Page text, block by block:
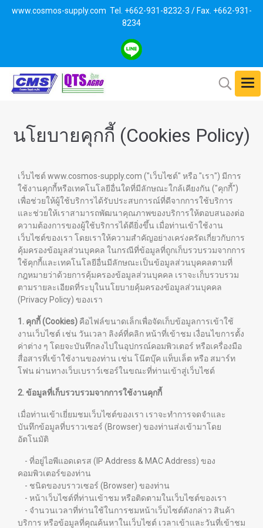
www.cosmos-supply.com Tel. +662-931-8232-3 / Fax. +662-931-
8234
นโยบายคุกกี้ (Cookies Policy)
เว็บไซต์ www.cosmos-supply.com ("เว็บไซต์" หรือ "เรา") มีการ
ใช้งานคุกกี้หรือเทคโนโลยีอื่นใดที่มีลักษณะใกล้เคียงกัน ("คุกกี้")
เพื่อช่วยให้ผู้ใช้บริการได้รับประสบการณ์ที่ดีจากการใช้บริการ
และช่วยให้เราสามารถพัฒนาคุณภาพของบริการให้ตอบสนองต่อ
ความต้องการของผู้ใช้บริการได้ดียิ่งขึ้น เมื่อท่านเข้าใช้งาน
เว็บไซต์ของเรา โดยเราให้ความสำคัญอย่างเคร่งครัดเกี่ยวกับการ
คุ้มครองข้อมูลส่วนบุคคล ในกรณีที่ข้อมูลที่ถูกเก็บรวบรวมจากการ
ใช้คุกกี้และเทคโนโลยีอื่นมีลักษณะเป็นข้อมูลส่วนบุคคลตามที่
กฎหมายว่าด้วยการคุ้มครองข้อมูลส่วนบุคคล เราจะเก็บรวบรวม
ตามรายละเอียดที่ระบุในนโยบายคุ้มครองข้อมูลส่วนบุคคล
(Privacy Policy) ของเรา
1. คุกกี้ (Cookies) คือไฟล์ขนาดเล็กเพื่อจัดเก็บข้อมูลการเข้าใช้
งานเว็บไซต์ เช่น วันเวลา ลิงค์ที่คลิก หน้าที่เข้าชม เงื่อนไขการตั้ง
ค่าต่าง ๆ โดยจะบันทึกลงไปในอุปกรณ์คอมพิวเตอร์ หรือเครื่องมือ
สื่อสารที่เข้าใช้งานของท่าน เช่น โน๊ตบุ๊ค แท็บเล็ต หรือ สมาร์ท
โฟน ผ่านทางเว็บเบราว์เซอร์ในขณะที่ท่านเข้าสู่เว็บไซต์
2. ข้อมูลที่เก็บรวบรวมจากการใช้งานคุกกี้
เมื่อท่านเข้าเยี่ยมชมเว็บไซต์ของเรา เราจะทำการจดจำและ
บันทึกข้อมูลที่บราวเซอร์ (Browser) ของท่านส่งเข้ามาโดย
อัตโนมัติ
- ที่อยู่ไอพีแอดเดรส (IP Address & MAC Address) ของ
คอมพิวเตอร์ของท่าน
- ชนิดของบราวเซอร์ (Browser) ของท่าน
- หน้าเว็บไซต์ที่ท่านเข้าชม หรือติดตามในเว็บไซต์ของเรา
- จำนวนเวลาที่ท่านใช้ในการชมหน้าเว็บไซต์ดังกล่าว สินค้า
บริการ หรือข้อมูลที่คุณค้นหาในเว็บไซต์ เวลาเข้าและวันที่เข้าชม